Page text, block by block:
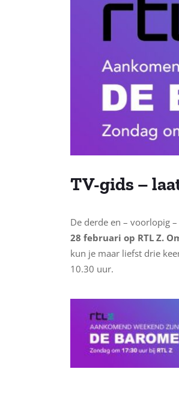
TV-gids –
De derde en – voorlopig
28 februari op RTL Z.
kun je maar liefst drie
10.30 uur.